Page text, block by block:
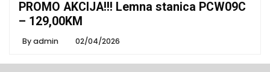
PROMO AKCIJA!!! Lemna stanica PCW09C
– 129,00KM
Byadmin 02/04/2026